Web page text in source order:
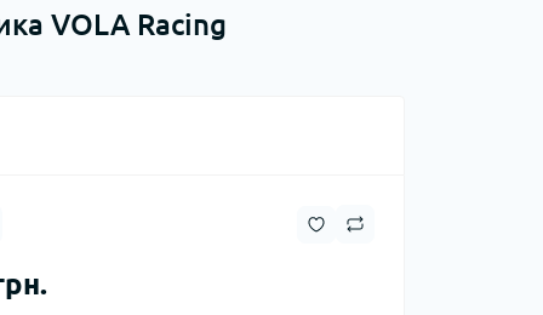
VOLA Racing